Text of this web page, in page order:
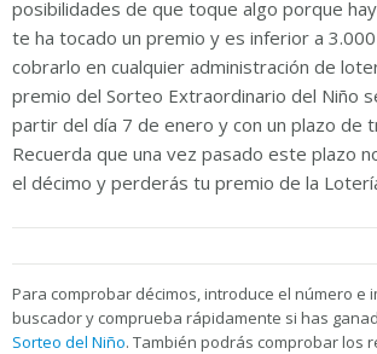
posibilidades de que toque algo porque
te ha tocado un premio y es inferior a
cobrarlo en cualquier administración de
premio del Sorteo Extraordinario del Niño
partir del día 7 de enero y con un plazo de
Recuerda que una vez pasado este plazo
el décimo y perderás tu premio de la
Para comprobar décimos, introduce el número e
buscador y comprueba rápidamente si has
Sorteo del Niño. También podrás comprobar los